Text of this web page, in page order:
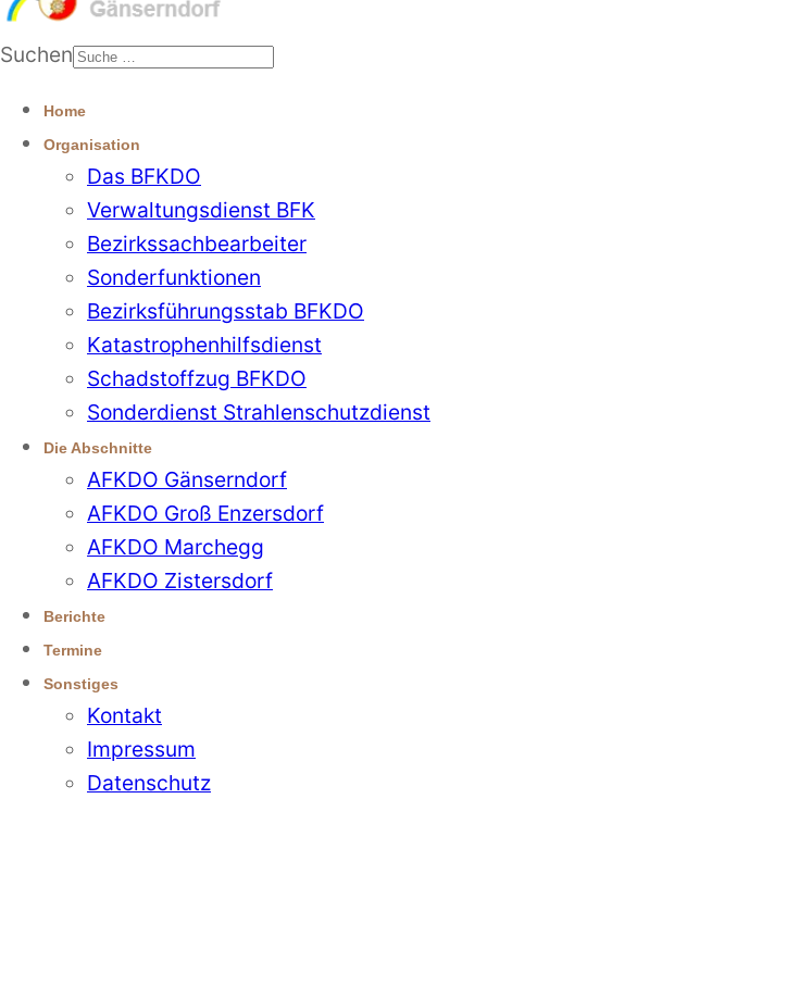
Suchen
Home
Organisation
Das BFKDO
Verwaltungsdienst BFK
Bezirkssachbearbeiter
Sonderfunktionen
Bezirksführungsstab BFKDO
Katastrophenhilfsdienst
Schadstoffzug BFKDO
Sonderdienst Strahlenschutzdienst
Die Abschnitte
AFKDO Gänserndorf
AFKDO Groß Enzersdorf
AFKDO Marchegg
AFKDO Zistersdorf
Berichte
Termine
Sonstiges
Kontakt
Impressum
Datenschutz